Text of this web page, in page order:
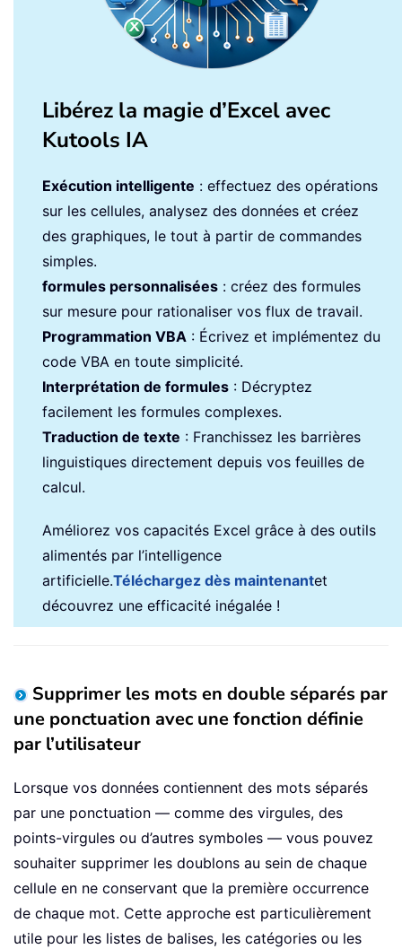
Libérez la magie d’Excel avec
Kutools IA
Exécution intelligente : effectuez des opérations
sur les cellules, analysez des données et créez
des graphiques, le tout à partir de commandes
simples.
formules personnalisées : créez des formules
sur mesure pour rationaliser vos flux de travail.
Programmation VBA : Écrivez et implémentez du
code VBA en toute simplicité.
Interprétation de formules : Décryptez
facilement les formules complexes.
Traduction de texte : Franchissez les barrières
linguistiques directement depuis vos feuilles de
calcul.
Améliorez vos capacités Excel grâce à des outils
alimentés par l’intelligence
artificielle.Téléchargez dès maintenantet
découvrez une efficacité inégalée !
Supprimer les mots en double séparés par
une ponctuation avec une fonction définie
par l’utilisateur
Lorsque vos données contiennent des mots séparés
par une ponctuation — comme des virgules, des
points-virgules ou d’autres symboles — vous pouvez
souhaiter supprimer les doublons au sein de chaque
cellule en ne conservant que la première occurrence
de chaque mot. Cette approche est particulièrement
utile pour les listes de balises, les catégories ou les